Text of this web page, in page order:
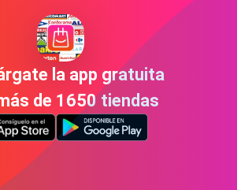
la app gratuita
de 1650 tiendas